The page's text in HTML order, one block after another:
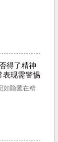
得了精神
表现需警惕
如隐匿在精